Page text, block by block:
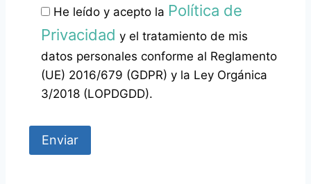
He leído y acepto la Política de
Privacidad y el tratamiento de mis
datos personales conforme al Reglamento
(UE) 2016/679 (GDPR) y la Ley Orgánica
3/2018 (LOPDGDD).